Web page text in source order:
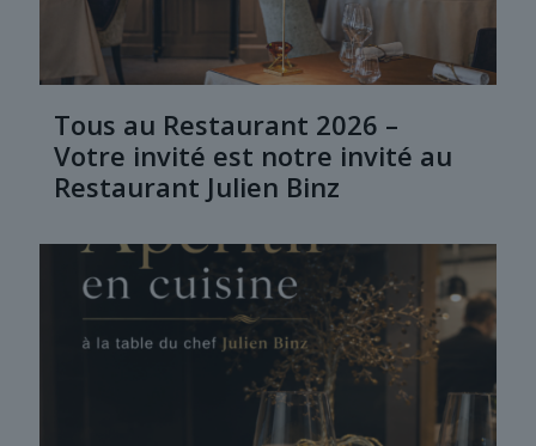
Tous au Restaurant 2026 –
Votre invité est notre invité au
Restaurant Julien Binz